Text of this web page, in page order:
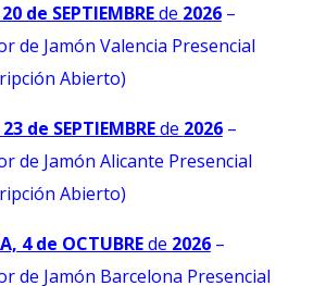
de SEPTIEMBREde 2026–
de Jamón Valencia Presencial
Abierto)
de SEPTIEMBREde 2026–
de Jamón Alicante Presencial
Abierto)
4 de OCTUBREde 2026–
de Jamón Barcelona Presencial